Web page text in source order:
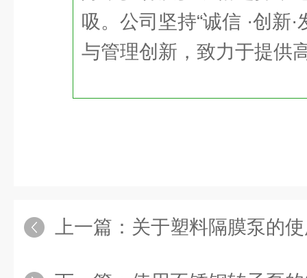
吸。公司坚持“诚信 ·创新
与管理创新，致力于提供
上一篇： 关于塑料隔膜泵的